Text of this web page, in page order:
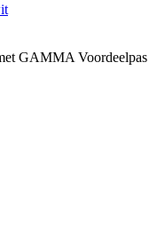
GAMMA Voordeelpas